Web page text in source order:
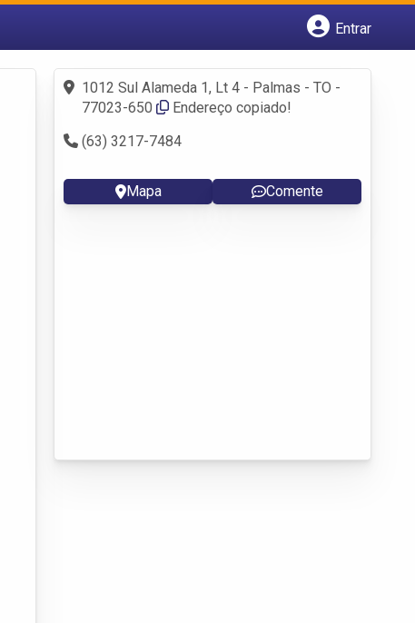
Entrar
Fazer login
Criar conta
1012 Sul Alameda 1, Lt 4 - Palmas - TO -
77023-650
Endereço copiado!
(63) 3217-7484
Mapa Comente